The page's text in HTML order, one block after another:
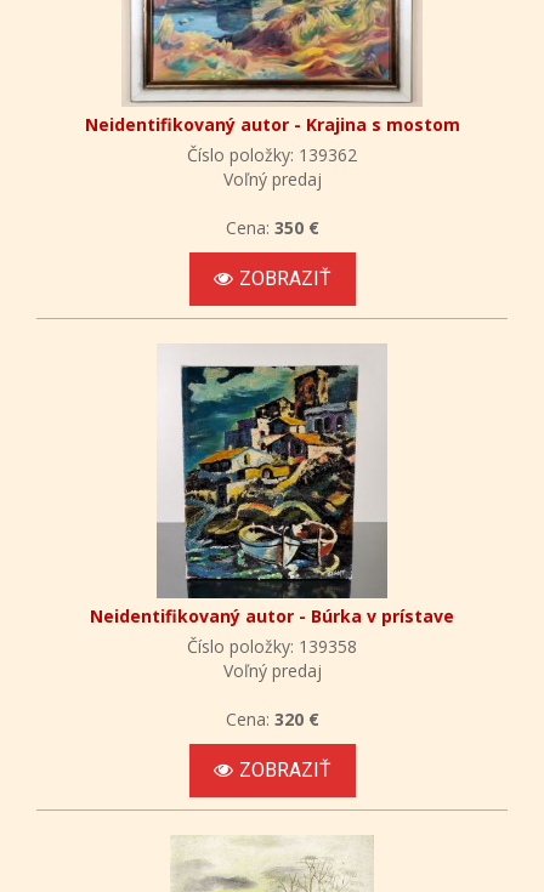
Neidentifikovaný autor - Krajina s mostom
Číslo položky: 139362
Voľný predaj
Cena: 350 €
ZOBRAZIŤ
Neidentifikovaný autor - Búrka v prístave
Číslo položky: 139358
Voľný predaj
Cena: 320 €
ZOBRAZIŤ